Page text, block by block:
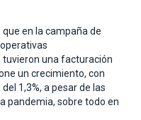
en la campaña de
tuvieron una facturación
un crecimiento, con
1,3%, a pesar de las
pandemia, sobre todo en